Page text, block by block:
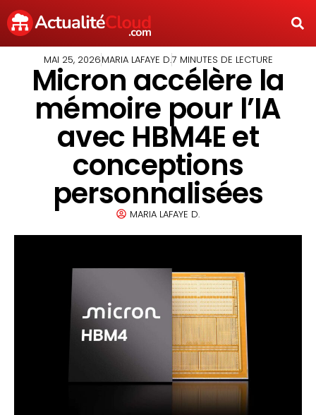
MAI 25, 2026MARIA LAFAYE D.7 MINUTES DE LECTURE
Micron accélère la
mémoire pour l’IA
avec HBM4E et
conceptions
personnalisées
MARIA LAFAYE D.